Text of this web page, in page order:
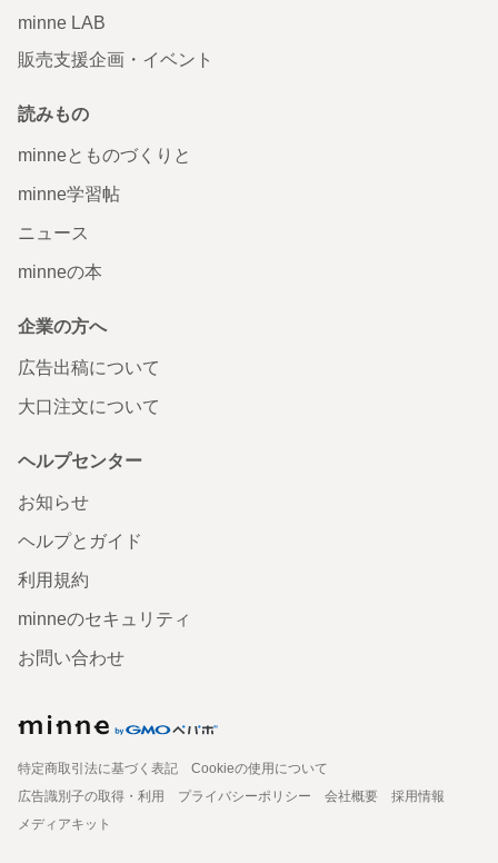
minne LAB
販売支援企画・イベント
読みもの
minneとものづくりと
minne学習帖
ニュース
minneの本
企業の方へ
広告出稿について
大口注文について
ヘルプセンター
お知らせ
ヘルプとガイド
利用規約
minneのセキュリティ
お問い合わせ
特定商取引法に基づく表記
Cookieの使用について
広告識別子の取得・利用
プライバシーポリシー 会社概要
採用情報
メディアキット